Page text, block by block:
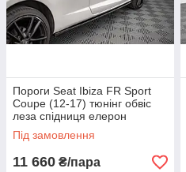
Пороги Seat Ibiza FR Sport
Coupe (12-17) тюнінг обвіс
леза спідниця елерон
Під замовлення
11 660 ₴/пара